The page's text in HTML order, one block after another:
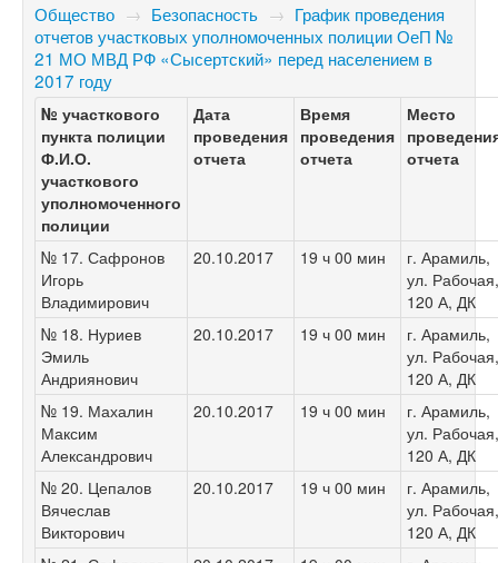
Общество → Безопасность → График проведения
отчетов участковых уполномоченных полиции ОеП №
21 МО МВД РФ «Сысертский» перед населением в
2017 году
№ участкового
пункта полиции
Ф.И.О.
участкового
уполномоченного
полиции
Дата
проведения
отчета
Время
проведения
отчета
Место
отчета
№ 17. Сафронов
Игорь
Владимирович
20.10.2017 19 ч 00 мин
г. Арамиль,
ул. Рабочая,
120 А, ДК
№ 18. Нуриев
Эмиль
Андриянович
20.10.2017 19 ч 00 мин
г. Арамиль,
ул. Рабочая,
120 А, ДК
№ 19. Махалин
Максим
Александрович
20.10.2017 19 ч 00 мин
г. Арамиль,
ул. Рабочая,
120 А, ДК
№ 20. Цепалов
Вячеслав
Викторович
20.10.2017 19 ч 00 мин
г. Арамиль,
ул. Рабочая,
120 А, ДК